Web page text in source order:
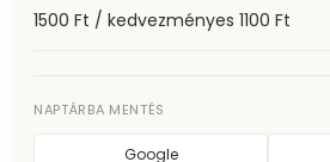
1500 Ft / kedvezményes 1100 Ft
NAPTÁRBA MENTÉS
Google